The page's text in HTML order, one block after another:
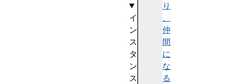
り
、
仲
間
に
な
る
イ
ン
ス
タ
ン
ス